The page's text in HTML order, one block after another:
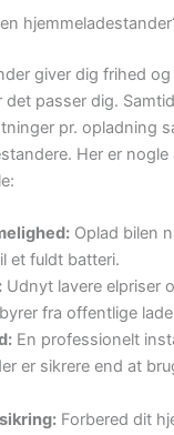
giver dig frihed
det passer dig.
pr. opladning
Her er nogle
Oplad bilen
et fuldt batteri.
Udnyt lavere elpriser
fra offentlige
En professionelt
er sikrere end at
Forbered dit